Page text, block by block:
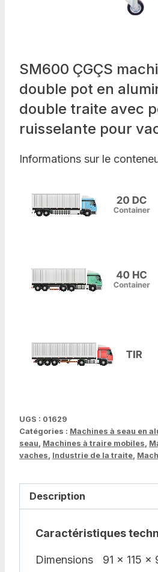
SM600 ÇGÇS
double pot en
double traite avec
ruisselante pour
Informations sur le
UGS : 01629
Catégories : Machines à seau en
seau, Machines à traire mobiles,
vaches, Industrie de la traite,
Description
Caractéristiques
Dimensions 91 x 115 x